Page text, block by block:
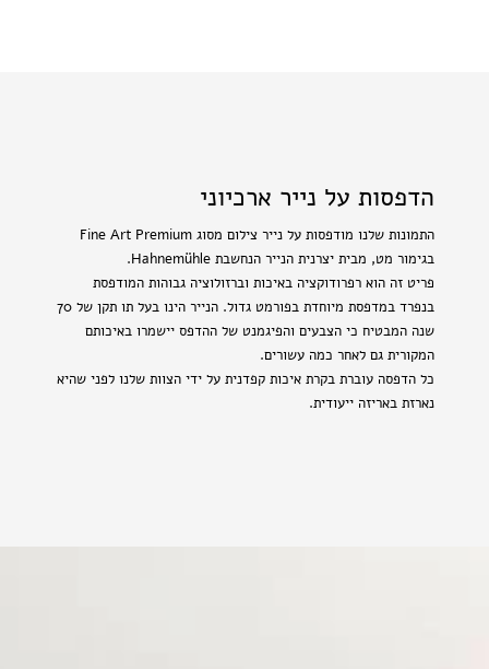
הדפסות על נייר ארכיוני
התמונות שלנו מודפסות על נייר צילום מסוג Fine Art Premium
בגימור מט, מבית יצרנית הנייר הנחשבת Hahnemühle.
פריט זה הוא רפרודוקציה באיכות וברזולוציה גבוהות המודפסת
בנפרד במדפסת מיוחדת בפורמט גדול. הנייר הינו בעל תו תקן של 70
שנה המבטיח כי הצבעים והפיגמנט של ההדפס יישמרו באיכותם
המקורית גם לאחר כמה עשורים.
כל הדפסה עוברת בקרת איכות קפדנית על ידי הצוות שלנו לפני שהיא
נארזת באריזה ייעודית.